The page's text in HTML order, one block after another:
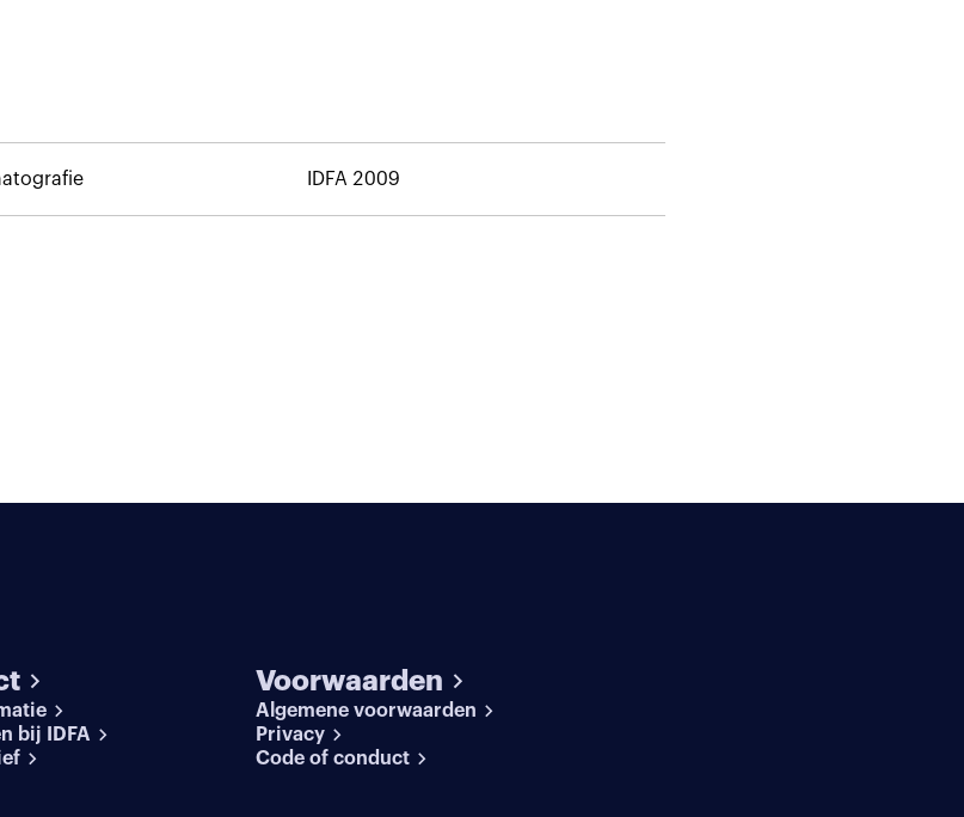
IDFA 2009
bij IDFA
Voorwaarden
Algemene voorwaarden
Privacy
Code of conduct